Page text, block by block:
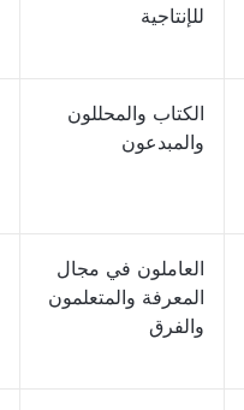
للإنتاجية
الكتاب والمحللون
والمبدعون
العاملون في مجال
المعرفة والمتعلمون
والفرق